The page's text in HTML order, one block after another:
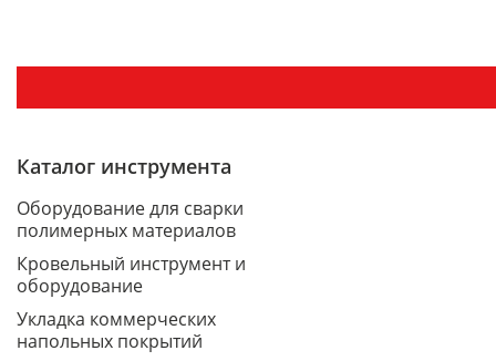
Каталог инструмента
Оборудование для сварки
полимерных материалов
Кровельный инструмент и
оборудование
Укладка коммерческих
напольных покрытий